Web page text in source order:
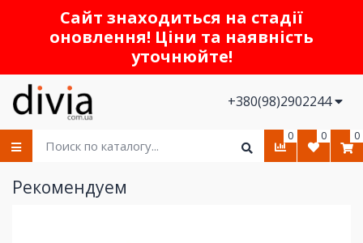
Сайт знаходиться на стадії
оновлення! Ціни та наявність
уточнюйте!
+380(98)2902244
0 0 0
Рекомендуем